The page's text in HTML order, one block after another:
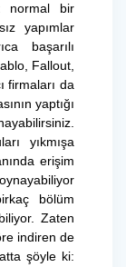
normal bir
yapımlar
başarılı
Fallout,
firmaları da
yaptığı
yıkmışa
erişim
bölüm
Zaten
indiren de
şöyle ki: